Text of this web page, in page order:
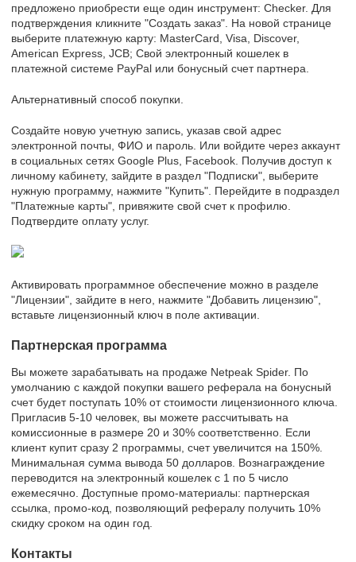
предложено приобрести еще один инструмент: Checker. Для
подтверждения кликните "Создать заказ". На новой странице
выберите платежную карту: MasterCard, Visa, Discover,
American Express, JCB; Свой электронный кошелек в
платежной системе PayPal или бонусный счет партнера.
Альтернативный способ покупки.
Создайте новую учетную запись, указав свой адрес
электронной почты, ФИО и пароль. Или войдите через аккаунт
в социальных сетях Google Plus, Facebook. Получив доступ к
личному кабинету, зайдите в раздел "Подписки", выберите
нужную программу, нажмите "Купить". Перейдите в подраздел
"Платежные карты", привяжите свой счет к профилю.
Подтвердите оплату услуг.
Активировать программное обеспечение можно в разделе
"Лицензии", зайдите в него, нажмите "Добавить лицензию",
вставьте лицензионный ключ в поле активации.
Партнерская программа
Вы можете зарабатывать на продаже Netpeak Spider. По
умолчанию с каждой покупки вашего реферала на бонусный
счет будет поступать 10% от стоимости лицензионного ключа.
Пригласив 5-10 человек, вы можете рассчитывать на
комиссионные в размере 20 и 30% соответственно. Если
клиент купит сразу 2 программы, счет увеличится на 150%.
Минимальная сумма вывода 50 долларов. Вознаграждение
переводится на электронный кошелек с 1 по 5 число
ежемесячно. Доступные промо-материалы: партнерская
ссылка, промо-код, позволяющий рефералу получить 10%
скидку сроком на один год.
Контакты